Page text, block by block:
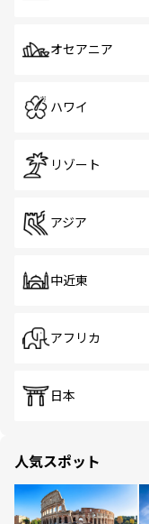
オセアニア
ハワイ
リゾート
アジア
中近東
アフリカ
日本
人気スポット